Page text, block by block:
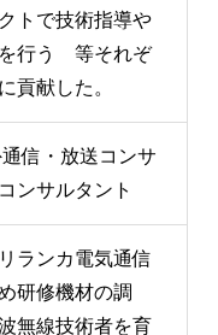
トで技術指導や
を行う 等それぞ
貢献した。
信・放送コンサ
ンサルタント
ランカ電気通信
研修機材の調
無線技術者を育